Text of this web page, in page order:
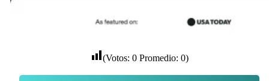
(Votos: 0Promedio: 0)